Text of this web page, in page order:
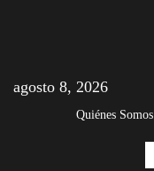
agosto 8, 2026
Quiénes Somos